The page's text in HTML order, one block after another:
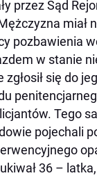
przez Sąd
miał
pozbawienia
w stanie
zgłosił się do
Tego
pojechali
36 –